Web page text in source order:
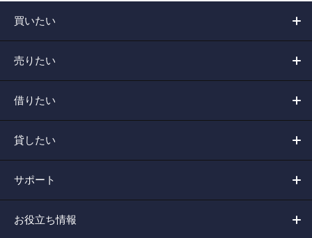
買いたい
売りたい
借りたい
貸したい
サポート
お役立ち情報